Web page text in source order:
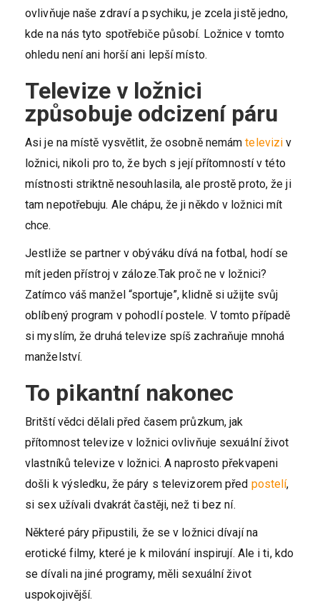
ovlivňuje naše zdraví a psychiku, je zcela jistě jedno,
kde na nás tyto spotřebiče působí. Ložnice v tomto
ohledu není ani horší ani lepší místo.
Televize v ložnici
způsobuje odcizení páru
Asi je na místě vysvětlit, že osobně nemámtelevizi v
ložnici, nikoli pro to, že bych s její přítomností v této
místnosti striktně nesouhlasila, ale prostě proto, že ji
tam nepotřebuju. Ale chápu, že ji někdo v ložnici mít
chce.
Jestliže se partner v obýváku dívá na fotbal, hodí se
mít jeden přístroj v záloze.Tak proč ne v ložnici?
Zatímco váš manžel “sportuje”, klidně si užijte svůj
oblíbený program v pohodlí postele. V tomto případě
si myslím, že druhá televize spíš zachraňuje mnohá
manželství.
To pikantní nakonec
Britští vědci dělali před časem průzkum, jak
přítomnost televize v ložnici ovlivňuje sexuální život
vlastníků televize v ložnici. A naprosto překvapeni
došli k výsledku, že páry s televizorem před postelí,
si sex užívali dvakrát častěji, než ti bez ní.
Některé páry připustili, že se v ložnici dívají na
erotické filmy, které je k milování inspirují. Ale i ti, kdo
se dívali na jiné programy, měli sexuální život
uspokojivější.